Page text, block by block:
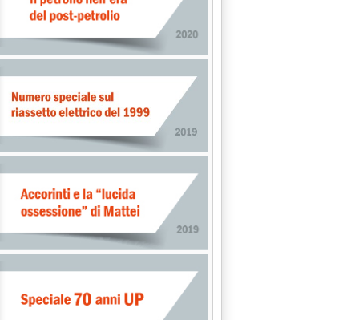
DI RAFFINAZIONE IN MEDITERRANEO NEL 1° SEMESTRE
PER SFRUTTARE CAMPO DI GAS IN ACQUE CROATE'